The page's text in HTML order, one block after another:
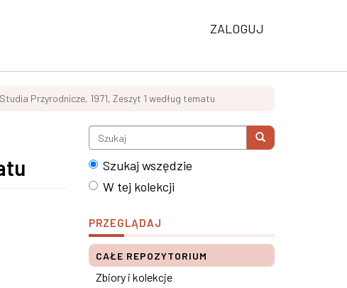
ZALOGUJ
Przyrodnicze, 1971, Zeszyt 1 według tematu
Szukaj wszędzie
W tej kolekcji
PRZEGLĄDAJ
CAŁE REPOZYTORIUM
Zbiory i kolekcje